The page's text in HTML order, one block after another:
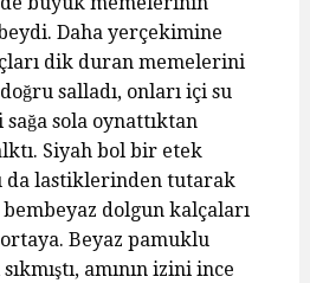
Daha yerçekimine
dik duran memelerini
salladı, onları içi su
sola oynattıktan
Siyah bol bir etek
da lastiklerinden tutarak
dolgun kalçaları
ortaya. Beyaz pamuklu
amının izini ince